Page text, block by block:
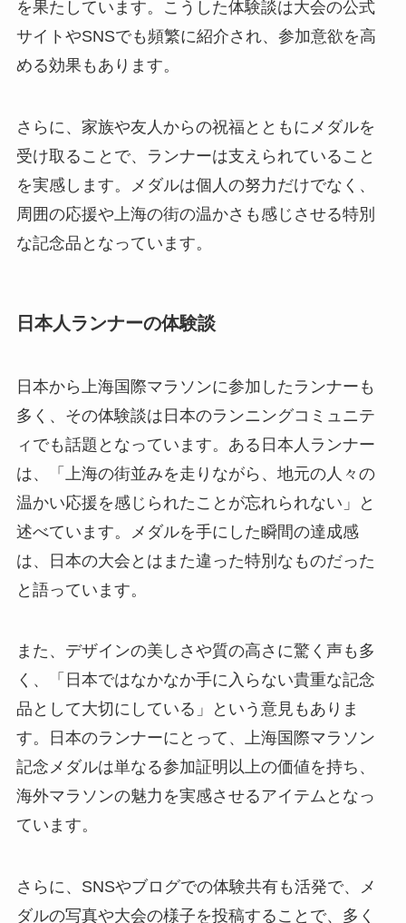
を果たしています。こうした体験談は大会の公式
サイトやSNSでも頻繁に紹介され、参加意欲を高
める効果もあります。
さらに、家族や友人からの祝福とともにメダルを
受け取ることで、ランナーは支えられていること
を実感します。メダルは個人の努力だけでなく、
周囲の応援や上海の街の温かさも感じさせる特別
な記念品となっています。
日本人ランナーの体験談
日本から上海国際マラソンに参加したランナーも
多く、その体験談は日本のランニングコミュニテ
ィでも話題となっています。ある日本人ランナー
は、「上海の街並みを走りながら、地元の人々の
温かい応援を感じられたことが忘れられない」と
述べています。メダルを手にした瞬間の達成感
は、日本の大会とはまた違った特別なものだった
と語っています。
また、デザインの美しさや質の高さに驚く声も多
く、「日本ではなかなか手に入らない貴重な記念
品として大切にしている」という意見もありま
す。日本のランナーにとって、上海国際マラソン
記念メダルは単なる参加証明以上の価値を持ち、
海外マラソンの魅力を実感させるアイテムとなっ
ています。
さらに、SNSやブログでの体験共有も活発で、メ
ダルの写真や大会の様子を投稿することで、多く